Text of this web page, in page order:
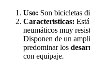
Uso: Son bicicletas
Características:
neumáticos muy
Disponen de un
predominar los
con equipaje.